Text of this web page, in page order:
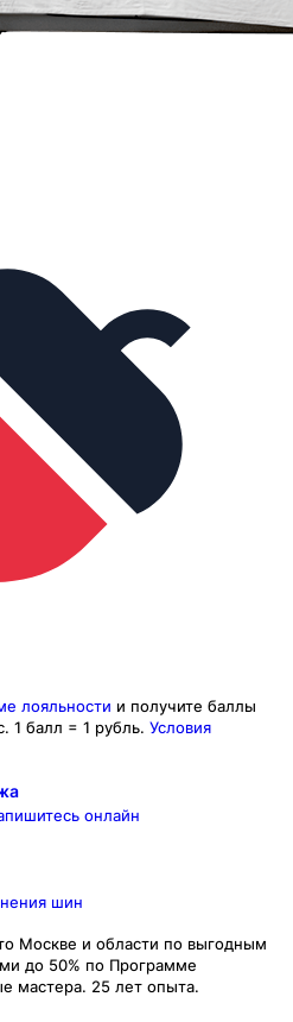
лояльности и получите баллы
1 балл = 1 рубль. Условия
онлайн
шин
Москве и области по выгодным
до 50% по Программе
мастера. 25 лет опыта.